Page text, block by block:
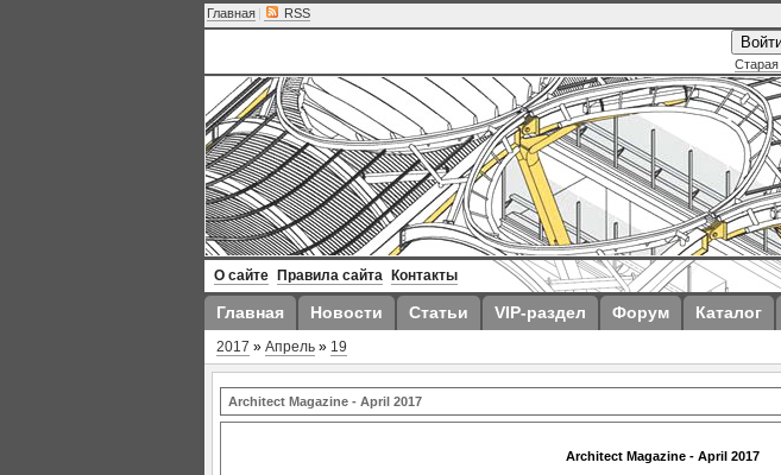
Главная | RSS
О сайте Правила сайта Контакты
Главная Новости Статьи VIP-раздел Форум Каталог
2017 » Апрель » 19
Architect Magazine - April 2017
Architect Magazine - April 2017